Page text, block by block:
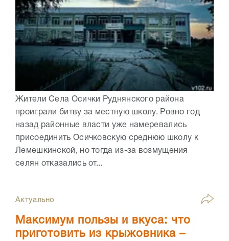
Жители Села Осички Руднянского района
проиграли битву за местную школу. Ровно год
назад районные власти уже намеревались
присоединить Осичковскую среднюю школу к
Лемешкинской, но тогда из-за возмущения
селян отказались от...
Актуально
Максимум пользы и вкуса: что
приготовить из крыжовника –